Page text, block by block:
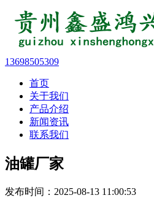
13698505309
首页
关于我们
产品介绍
新闻资讯
联系我们
油罐厂家
发布时间：2025-08-13 11:00:53